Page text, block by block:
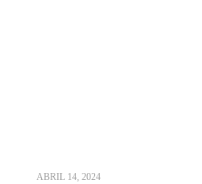
ABRIL 14, 2024